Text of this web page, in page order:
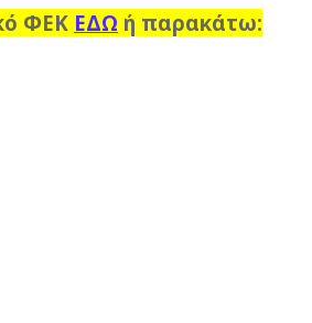
ΦΕΚ ΕΔΩ ή παρακάτω: